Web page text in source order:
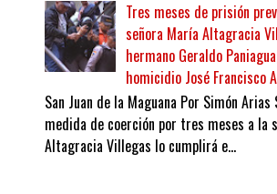
Tres meses de prisión
señora María Altagracia
hermano Geraldo
homicidio José Francisco
San Juan de la Maguana Por Simón Arias
medida de coerción por tres meses a la
Altagracia Villegas lo cumplirá e...